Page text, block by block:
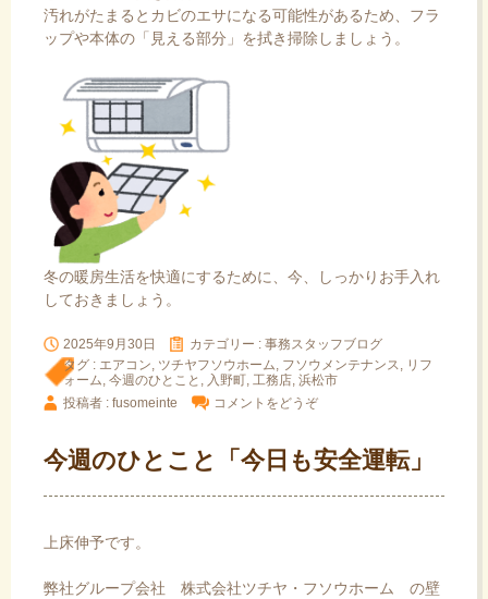
汚れがたまるとカビのエサになる可能性があるため、フラ
ップや本体の「見える部分」を拭き掃除しましょう。
冬の暖房生活を快適にするために、今、しっかりお手入れ
しておきましょう。
2025年9月30日 カテゴリー : 事務スタッフブログ
タグ : エアコン, ツチヤフソウホーム, フソウメンテナンス, リフ
ォーム, 今週のひとこと , 入野町, 工務店, 浜松市
投稿者 : fusomeinte
コメントをどうぞ
今週のひとこと「今日も安全運転」
上床伸予です。
弊社グループ会社 株式会社ツチヤ・フソウホーム の壁